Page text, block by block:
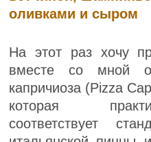
оливками и сыром
На этот раз хочу
вместе со мной
капричиоза (Pizza
которая
соответствует